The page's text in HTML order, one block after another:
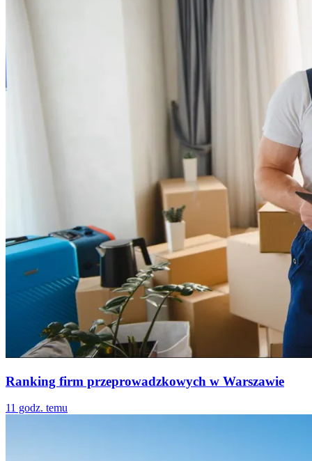
Ranking firm przeprowadzkowych w Warszawie
11 godz. temu